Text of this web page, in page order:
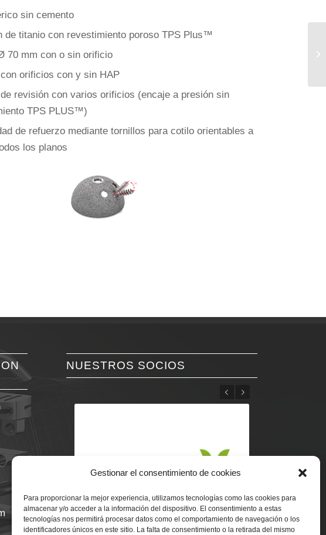
Gestionar el consentimiento de cookies
Para proporcionar la mejor experiencia, utilizamos tecnologías como las cookies para
almacenar y/o acceder a la información del dispositivo. El consentimiento a estas
tecnologías nos permitirá procesar datos como el comportamiento de navegación o los
identificadores únicos en este sitio. La falta de consentimiento o la retirada del mismo
sin cemento
de titanio con revestimiento poroso TPS Plus™
70 mm con o sin orificio
orificios con y sin HAP
revisión con varios orificios (encaje a presión sin
TPS PLUS™)
de refuerzo mediante tornillos para cotilo orientables a
los planos
NUESTROS SOCIOS